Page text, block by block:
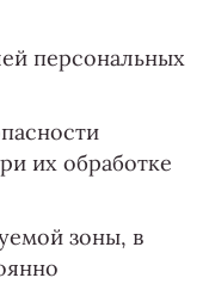
персональных
их обработке
зоны, в